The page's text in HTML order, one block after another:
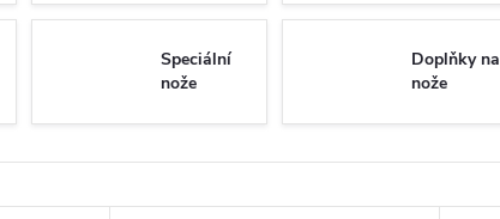
Speciální
nože
Doplňky na
nože